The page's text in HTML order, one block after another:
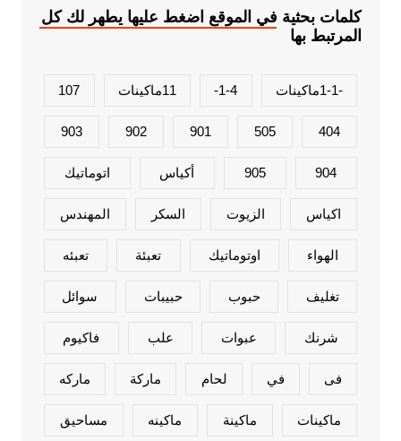
كلمات بحثية في الموقع اضغط عليها يطهر لك كل
المرتبط بها
-1-1ماكينات 1-4- 11ماكينات 107
404
505
901
902
903
904
905 أكياس اتوماتيك
اكياس الزيوت السكر المهندس
الهواء اوتوماتيك تعبئة تعبئه
تغليف حبوب حبيبات سوائل
شرنك عبوات علب فاكيوم
فى في لحام ماركة ماركه
ماكينات ماكينة ماكينه مساحيق